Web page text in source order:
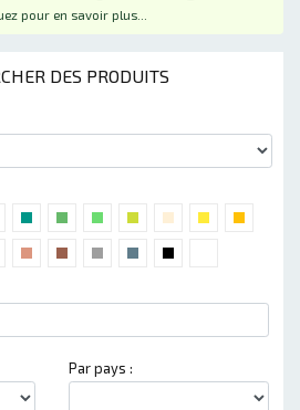
pour en savoir plus...
DES PRODUITS
Par pays :